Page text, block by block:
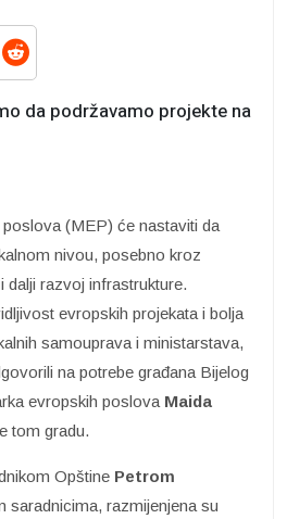
da podržavamo projekte na
(MEP) će nastaviti da
nivou, posebno kroz
dalji razvoj infrastrukture.
evropskih projekata i bolja
samouprava i ministarstava,
na potrebe građana Bijelog
evropskih poslova Maida
tom gradu.
Opštine Petrom
saradnicima, razmijenjena su